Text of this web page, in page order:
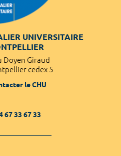
UNIVERSITAIRE
Doyen Giraud
cedex 5
le CHU
67 33 67 33